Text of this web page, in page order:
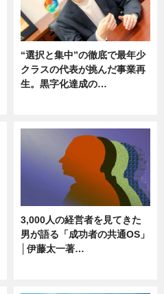
“選択と集中”の徹底で最年少
クラスの代表が挑んだ事業再
生。黒字化達成の…
3,000人の経営者を見てきた
男が語る「成功者の共通OS」
│伊藤太一著…